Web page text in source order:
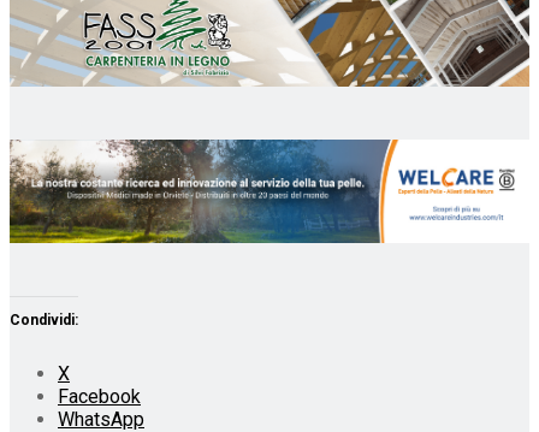
Condividi:
X
Facebook
WhatsApp